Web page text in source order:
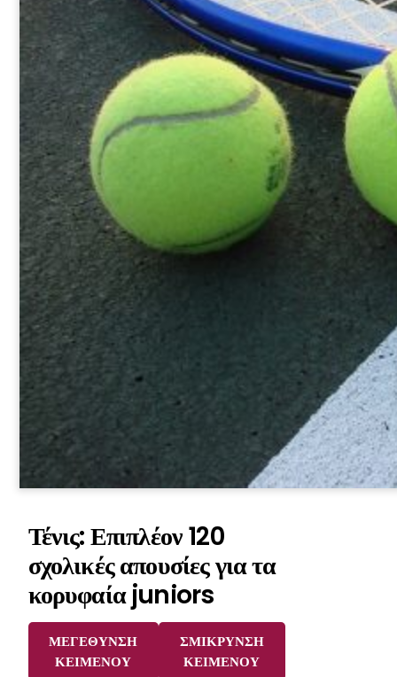
Τένις: Επιπλέον 120
σχολικές απουσίες για τα
κορυφαία juniors
ΜΕΓΕΘΥΝΣΗ
ΚΕΙΜΕΝΟΥ
ΣΜΙΚΡΥΝΣΗ
ΚΕΙΜΕΝΟΥ